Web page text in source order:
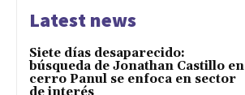
Latest news
Siete días desaparecido:
búsqueda de Jonathan Castillo en
cerro Panul se enfoca en sector